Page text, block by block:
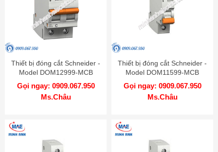
Thiết bị đóng cắt Schneider -
Model DOM12999-MCB
Gọi ngay: 0909.067.950
Ms.Châu
Thiết bị đóng cắt Schneider -
Model DOM11599-MCB
Gọi ngay: 0909.067.950
Ms.Châu